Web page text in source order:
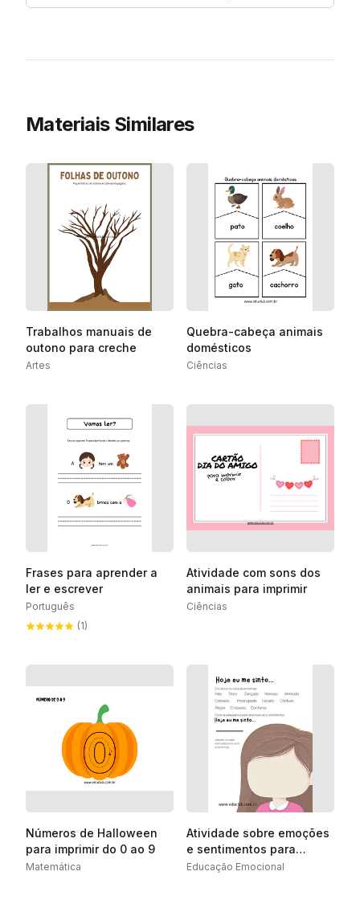
Materiais Similares
Trabalhos manuais de
outono para creche
Artes
Quebra-cabeça animais
domésticos
Ciências
Frases para aprender a
ler e escrever
Português
(1)
Atividade com sons dos
animais para imprimir
Ciências
Números de Halloween
para imprimir do 0 ao 9
Matemática
Atividade sobre emoções
e sentimentos para
Ensino Fundamental
Educação Emocional